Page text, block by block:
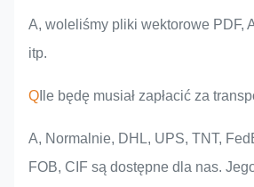
A, woleliśmy pliki wektorowe PDF,
itp.
Q Ile będę musiał zapłacić za
A, Normalnie, DHL, UPS, TNT,
FOB, CIF są dostępne dla nas.